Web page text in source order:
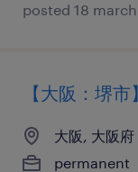
posted 18
【大阪：堺
大阪, 大阪府
permanent